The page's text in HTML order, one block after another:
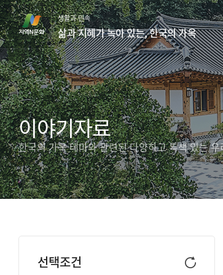
본
문
바
로
가
기
생활과 민속
삶과 지혜가 녹아 있는, 한국의 가옥
이야기자료
한국의 가옥 테마와 관련된 다양하고 특색 있는
선택조건